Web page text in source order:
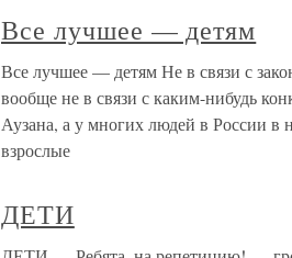
Все лучшее — детям
Все лучшее — детям Не в связи с
вообще не в связи с каким-нибудь
Аузана, а у многих людей в России в
взрослые
ДЕТИ